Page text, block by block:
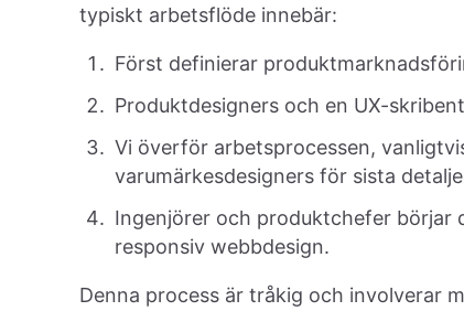
typiskt arbetsflöde innebär:
Först definierar
Produktdesigners och en UX-
Vi överför arbetsprocessen,
varumärkesdesigners för sista
Ingenjörer och produktchefer börjar
responsiv webbdesign.
Denna process är tråkig och involverar